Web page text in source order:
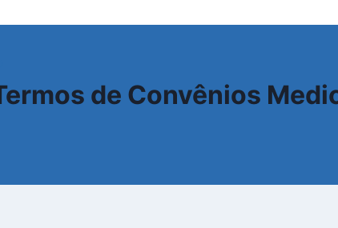
de Convênios